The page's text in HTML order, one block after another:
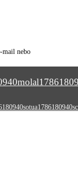
mail nebo
molal
sotua1786180940sc